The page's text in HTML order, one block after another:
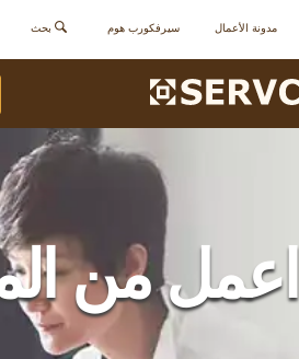
مدونة الأعمال سيرفكورب هوم بحث
اعمل من